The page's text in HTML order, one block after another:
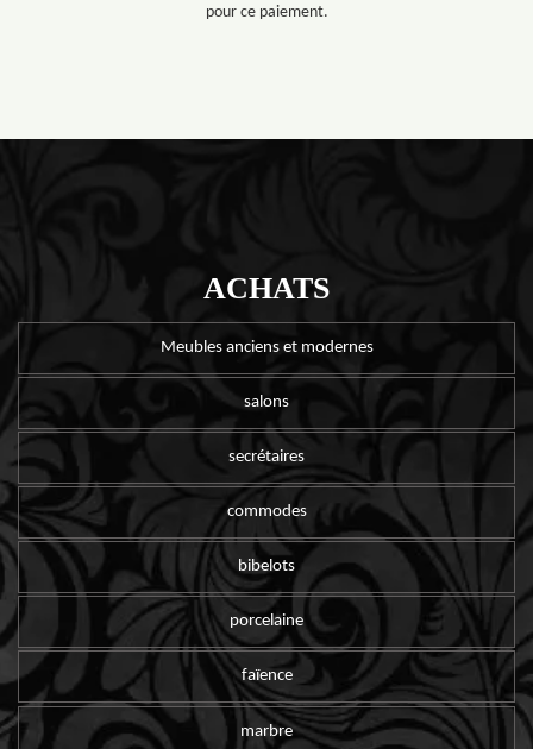
pour ce paiement.
ACHATS
Meubles anciens et modernes
salons
secrétaires
commodes
bibelots
porcelaine
faïence
marbre